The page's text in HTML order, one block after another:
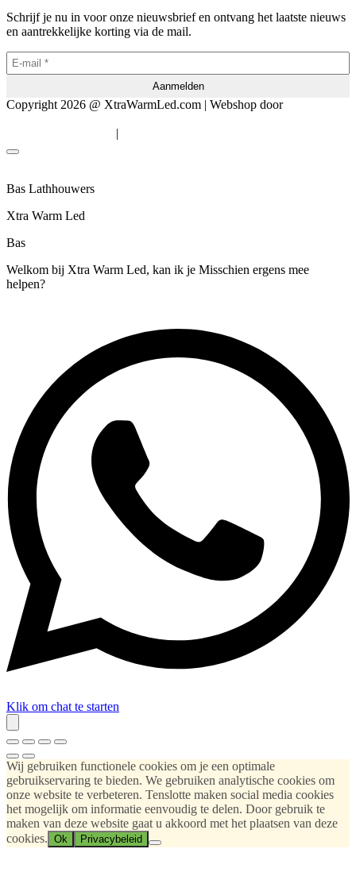
Schrijf je nu in voor onze nieuwsbrief en ontvang het laatste nieuws
en aantrekkelijke korting via de mail.
Copyright 2026 @ XtraWarmLed.com | Webshop door
|
Bas Lathhouwers
Xtra Warm Led
Bas
Welkom bij Xtra Warm Led, kan ik je Misschien ergens mee
helpen?
Klik om chat te starten
Wij gebruiken functionele cookies om je een optimale
gebruikservaring te bieden. We gebruiken analytische cookies om
onze website te verbeteren. Tenslotte maken social media cookies
het mogelijk om informatie eenvoudig te delen. Door gebruik te
maken van deze website gaat u akkoord met het plaatsen van deze
cookies. Ok Privacybeleid